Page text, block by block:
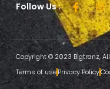
Follow Us :
Copyright © 2023 Bigtranz,
Terms of usePrivacy Policy